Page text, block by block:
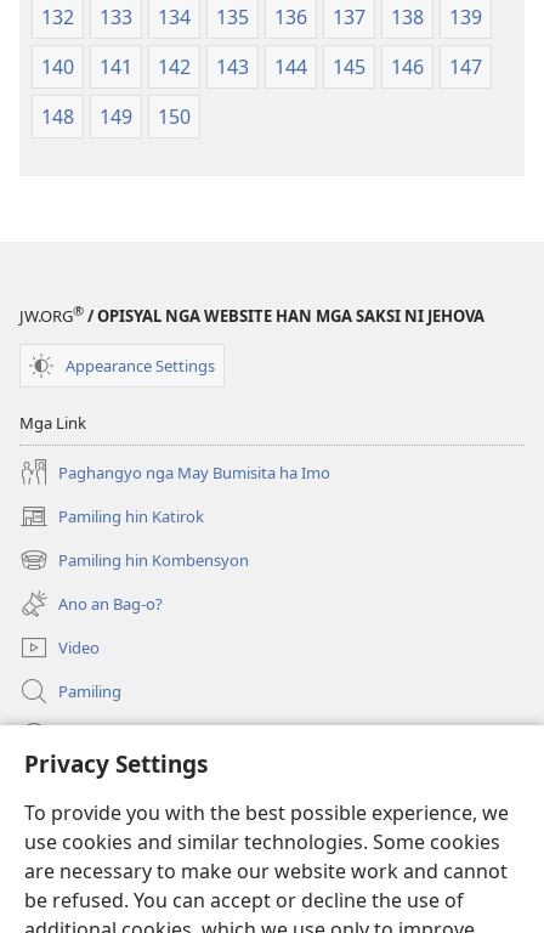
Privacy Settings
To provide you with the best possible experience, we
use cookies and similar technologies. Some cookies
are necessary to make our website work and cannot
be refused. You can accept or decline the use of
132
133 134 135 136 137 138
139
140
141 142 143 144 145 146
147
148
149 150
JW.ORG® / OPISYAL NGA WEBSITE HAN MGA SAKSI NI JEHOVA
Appearance Settings
Mga Link
Paghangyo nga May Bumisita ha Imo
Pamiling hin Katirok
(opens
new
window)
Pamiling hin Kombensyon
(opens
new
window)
Ano an Bag-o?
Video
Pamiling
(opens
window)Watchtower ONLINE LIBRARY
(opens
new
window)JW Hub ®